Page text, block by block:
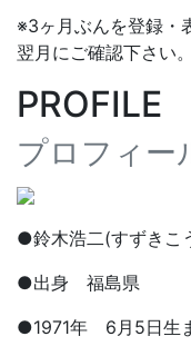
※3ヶ月ぶんを登録・
翌月にご確認下さい。
PROFILE
プロフィー
●鈴木浩二(すずき
●出身 福島県
●1971年 6月5日生